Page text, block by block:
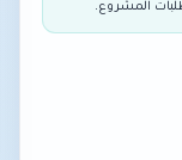
المشروع.